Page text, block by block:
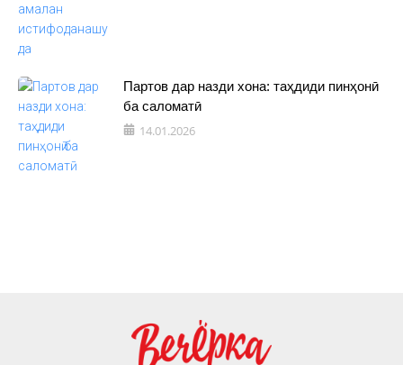
Партов дар назди хона: таҳдиди пинҳонӣ
ба саломатӣ
14.01.2026